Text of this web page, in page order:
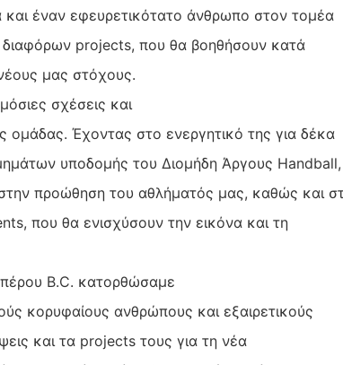
και έναν εφευρετικότατο άνθρωπο στον τομέα
projects, που θα βοηθήσουν κατά
μας στόχους.
σχέσεις και
ομάδας. Έχοντας στο ενεργητικό της για δέκα
υποδομής του Διομήδη Άργους Handball,
προώθηση του αθλήματός μας, καθώς και
που θα ενισχύσουν την εικόνα και τη
B.C. κατορθώσαμε
κορυφαίους ανθρώπους και εξαιρετικούς
και τα projects τους για τη νέα